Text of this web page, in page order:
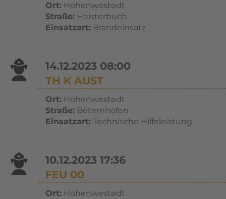
Ort:Hohenwestedt
Straße:Heisterbuch
Einsatzart:Brandeinsatz
14.12.2023 08:00
TH K AUST
Ort:Hohenwestedt
Straße:Böternhöfen
Einsatzart:Technische Hilfeleistung
10.12.2023 17:36
FEU 00
Ort:Hohenwestedt